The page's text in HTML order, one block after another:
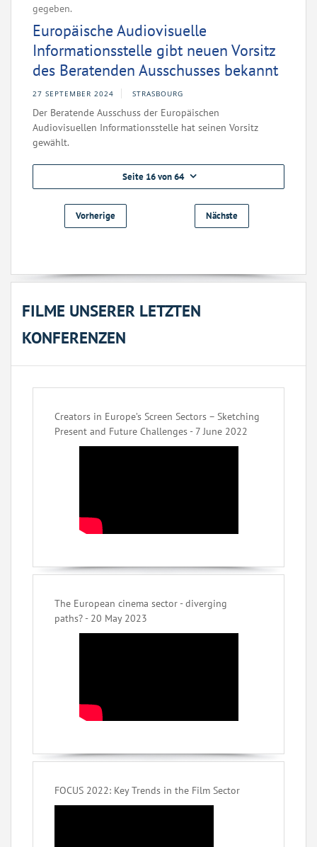
gegeben.
Europäische Audiovisuelle
Informationsstelle gibt neuen Vorsitz
des Beratenden Ausschusses bekannt
27 SEPTEMBER 2024 STRASBOURG
Der Beratende Ausschuss der Europäischen
Audiovisuellen Informationsstelle hat seinen Vorsitz
gewählt.
Seite 16 von 64
Vorherige Nächste
FILME UNSERER LETZTEN
KONFERENZEN
Creators in Europe’s Screen Sectors – Sketching
Present and Future Challenges - 7 June 2022
The European cinema sector - diverging
paths? - 20 May 2023
FOCUS 2022: Key Trends in the Film Sector